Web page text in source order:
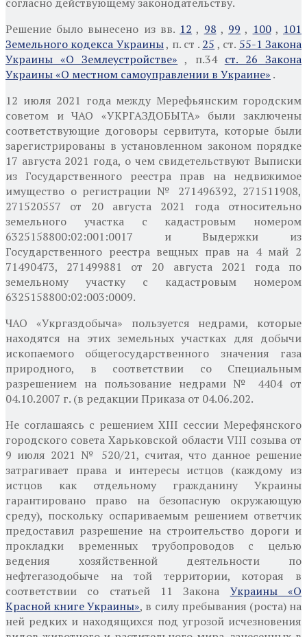
Решение было вынесено из вв. 12 , 98 , 99 , 100, 101
Земельного кодекса Украины, п. ст . 25 , ст. 55-1 Закона
Украины «О Землеустройстве» , п.34 ст. 26 Закона
Украины «О местном самоуправлении в Украине» .
12 июля 2021 года между Мерефьянским городским
советом и ЧАО «УКРГАЗДОБЫТА» были заключены
соответствующие договоры сервитута, которые были
зарегистрированы в установленном законом порядке
17 августа 2021 года, о чем свидетельствуют Выписки
из Государственного реестра прав на недвижимое
имущество о регистрации № 271496392, 271511908,
271520557 от 20 августа 2021 года относительно
земельного участка с кадастровым номером
6325158800:02:001:0017 и Выдержки из
Государственного реестра вещных прав на 4 май 2
71490473, 271499881 от 20 августа 2021 года по
земельному участку с кадастровым номером
6325158800:02:003:0009.
ЧАО «Укргаздобыча» пользуется недрами, которые
находятся на этих земельных участках для добычи
ископаемого общегосударственного значения газа
природного, в соответствии со Специальным
разрешением на пользование недрами № 4404 от
04.10.2007 г. (в редакции Приказа от 04.06.202.
Не соглашаясь с решением XIII сессии Мерефянского
городского совета Харьковской области VIII созыва от
9 июля 2021 № 520/21, считая, что данное решение
затрагивает права и интересы истцов (каждому из
истцов как отдельному гражданину Украины
гарантировано право на безопасную окружающую
среду), поскольку оспариваемым решением ответчик
предоставил разрешение на строительство дороги и
прокладки временных трубопроводов с целью
ведения хозяйственной деятельности по
нефтегазодобыче на той территории, которая в
соответствии со статьей 11 Закона Украины «О
Красной книге Украины», в силу пребывания (роста) на
ней редких и находящихся под угрозой исчезновения